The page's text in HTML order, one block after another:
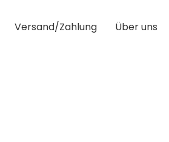
Versand/Zahlung Über uns